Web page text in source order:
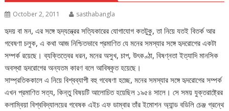
October 2, 2011 sasthabangla
হৃদয় বা মন, এর সঙ্গে হৃদ্‌যন্ত্রের সত্যিকারের যোগাযোগ কতটুকু, তা নিয়ে যতই বিতর্ক আর
গবেষণা চলুক, এ কথা আজ নিশ্চিতভাবে প্রমাণিত যে মনের সমস্যার সঙ্গে হৃদরোগের একটা
সম্পর্ক রয়েছে। ব্যক্তিত্বের ধরন, মনের অসুখ, চাপ, উৎকণ্ঠা, বিষণ্নতা ইত্যাদি মানসিক
অবস্থা হৃদরোগের অন্যতম কারণ বলে আবিষ্কৃত হয়েছে।
সাম্প্রতিককালে এ নিয়ে বিশ্বব্যাপী বহু গবেষণা হচ্ছে, মনের সমস্যার সঙ্গে হৃদরোগের সম্পর্ক
এখন প্রমাণিত সত্য, কিন্তু বিষয়টি আলোচিত হয়েছিল ১৯৫৪ সালে। সে সময় যুক্তরাষ্ট্রের
কলাম্বিয়া বিশ্ববিদ্যালয়ের গবেষক এইচ এফ ডাম্বার তাঁর ইমোশন অ্যান্ড বডিলি চেঞ্জ গ্রন্থে